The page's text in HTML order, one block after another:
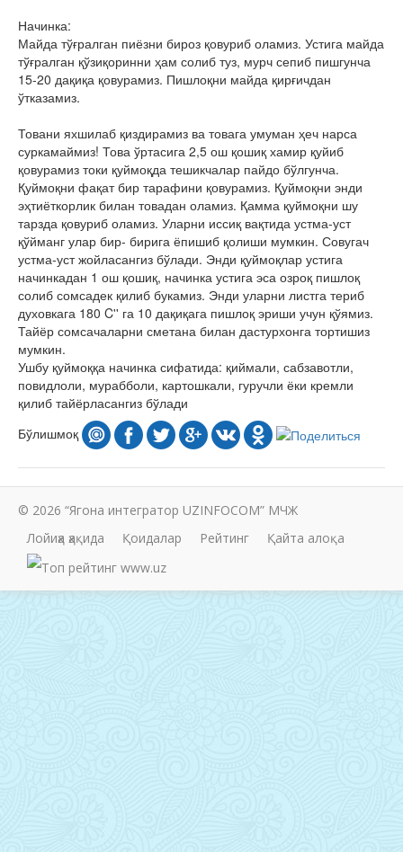
Начинка:
Майда тўғралган пиёзни бироз қовуриб оламиз. Устига майда
тўғралган қўзиқоринни ҳам солиб туз, мурч сепиб пишгунча
15-20 дақиқа қовурамиз. Пишлоқни майда қирғичдан
ўтказамиз.
Товани яхшилаб қиздирамиз ва товага умуман ҳеч нарса
суркамаймиз! Това ўртасига 2,5 ош қошиқ хамир қуйиб
қовурамиз токи қуймоқда тешикчалар пайдо бўлгунча.
Қуймоқни фақат бир тарафини қовурамиз. Қуймоқни энди
эҳтиёткорлик билан товадан оламиз. Қамма қуймоқни шу
тарзда қовуриб оламиз. Уларни иссиқ вақтида устма-уст
қўйманг улар бир- бирига ёпишиб қолиши мумкин. Совугач
устма-уст жойласангиз бўлади. Энди қуймоқлар устига
начинкадан 1 ош қошиқ, начинка устига эса озроқ пишлоқ
солиб сомсадек қилиб букамиз. Энди уларни листга териб
духовкага 180 C'' га 10 дақиқага пишлоқ эриши учун қўямиз.
Тайёр сомсачаларни сметана билан дастурхонга тортишиз
мумкин.
Ушбу қуймоққа начинка сифатида: қиймали, сабзавотли,
повидлоли, мурабболи, картошкали, гуручли ёки кремли
қилиб тайёрласангиз бўлади
Бўлишмоқ
© 2026 “Ягона интегратор UZINFOCOM” МЧЖ
Лойиҳа ҳақида
Қоидалар Рейтинг Қайта алоқа